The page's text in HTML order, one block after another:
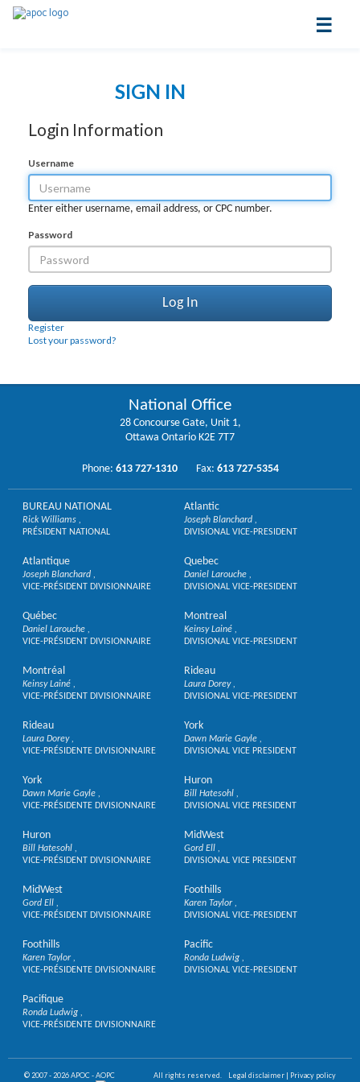
☰
SIGN IN
Login Information
Username
Enter either username, email address, or CPC number.
Password
Register
Lost your password?
National Office
28 Concourse Gate, Unit 1,
Ottawa Ontario K2E 7T7
Phone: 613 727-1310 Fax: 613 727-5354
BUREAU NATIONAL
Rick Williams
PRÉSIDENT NATIONAL
Atlantic
Joseph Blanchard
DIVISIONAL VICE-PRESIDENT
Atlantique
Joseph Blanchard
VICE-PRÉSIDENT DIVISIONNAIRE
Quebec
Daniel Larouche
DIVISIONAL VICE-PRESIDENT
Québec
Daniel Larouche
VICE-PRÉSIDENT DIVISIONNAIRE
Montreal
Keinsy Lainé
DIVISIONAL VICE-PRESIDENT
Montréal
Keinsy Lainé
VICE-PRÉSIDENT DIVISIONNAIRE
Rideau
Laura Dorey
DIVISIONAL VICE-PRESIDENT
Rideau
Laura Dorey
VICE-PRÉSIDENTE DIVISIONNAIRE
York
Dawn Marie Gayle
DIVISIONAL VICE PRESIDENT
York
Dawn Marie Gayle
VICE-PRÉSIDENTE DIVISIONNAIRE
Huron
Bill Hatesohl
DIVISIONAL VICE PRESIDENT
Huron
Bill Hatesohl
VICE-PRÉSIDENT DIVISIONNAIRE
MidWest
Gord Ell
DIVISIONAL VICE PRESIDENT
MidWest
Gord Ell
VICE-PRÉSIDENT DIVISIONNAIRE
Foothills
Karen Taylor
DIVISIONAL VICE-PRESIDENT
Foothills
Karen Taylor
VICE-PRÉSIDENTE DIVISIONNAIRE
Pacific
Ronda Ludwig
DIVISIONAL VICE-PRESIDENT
Pacifique
Ronda Ludwig
VICE-PRÉSIDENTE DIVISIONNAIRE
© 2007 - 2026 APOC - AOPC All rights reserved. Legal disclaimer | Privacy policy